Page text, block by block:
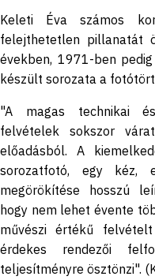
Keleti Éva számos
felejthetetlen pillanatát
években, 1971-ben
készült sorozata a
"A magas technikai
felvételek sokszor
előadásból. A
sorozatfotó, egy kéz,
megörökítése hosszú
hogy nem lehet évente
művészi értékű
érdekes rendezői
teljesítményre ösztönzi".